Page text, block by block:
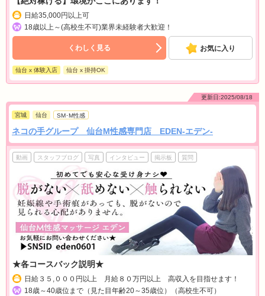
日給35,000円以上可
18歳以上～(高校生不可)業界未経験者大歓迎！
くわしく見る お気に入り
仙台 x 体験入店 仙台 x 掛持OK
更新日:2025/08/18
宮城 仙台 SM･M性感
ネコの手グループ 仙台M性感専門店 EDEN-エデン-
動画 スタッフブログ 写真 インタビュー 掲示板 質問
★各コースバック説明★
日給３５,０００円以上 月給８０万円以上 高収入を目指せます！
18歳～40歳位まで（見た目年齢20～35歳位）（高校生不可）